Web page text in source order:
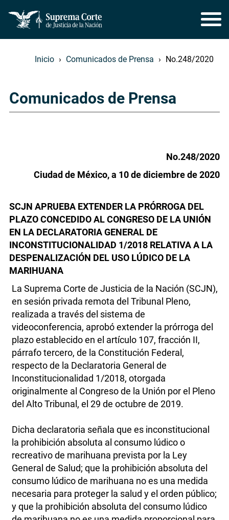
Inicio Comunicados de Prensa No.248/2020
Comunicados de Prensa
No.248/2020
Ciudad de México, a 10 de diciembre de 2020
SCJN APRUEBA EXTENDER LA PRÓRROGA DEL
PLAZO CONCEDIDO AL CONGRESO DE LA UNIÓN
EN LA DECLARATORIA GENERAL DE
INCONSTITUCIONALIDAD 1/2018 RELATIVA A LA
DESPENALIZACIÓN DEL USO LÚDICO DE LA
MARIHUANA
La Suprema Corte de Justicia de la Nación (SCJN),
en sesión privada remota del Tribunal Pleno,
realizada a través del sistema de
videoconferencia, aprobó extender la prórroga del
plazo establecido en el artículo 107, fracción II,
párrafo tercero, de la Constitución Federal,
respecto de la Declaratoria General de
Inconstitucionalidad 1/2018, otorgada
originalmente al Congreso de la Unión por el Pleno
del Alto Tribunal, el 29 de octubre de 2019.
Dicha declaratoria señala que es inconstitucional
la prohibición absoluta al consumo lúdico o
recreativo de marihuana prevista por la Ley
General de Salud; que la prohibición absoluta del
consumo lúdico de marihuana no es una medida
necesaria para proteger la salud y el orden público;
y que la prohibición absoluta del consumo lúdico